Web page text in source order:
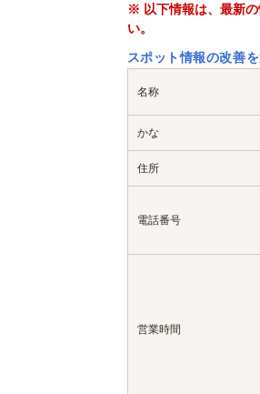
※ 以下情報は、最新の
い。
スポット情報の改善
名称
かな
住所
電話番号
営業時間